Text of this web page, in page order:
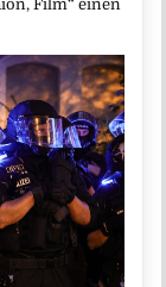
Film“ einen